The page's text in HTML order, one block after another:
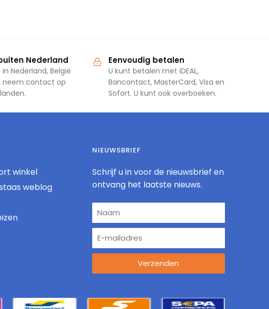
Nederland
Nederland, België
neem contact op
Eenvoudig betalen
U kunt betalen met iDEAL,
Bancontact, MasterCard, Visa en
Sofort. U kunt ook overboeken.
winkel
weblog
NIEUWSBRIEF
Schrijf u in voor de nieuwsbrief en
ontvang het laatste nieuws.
Verzenden